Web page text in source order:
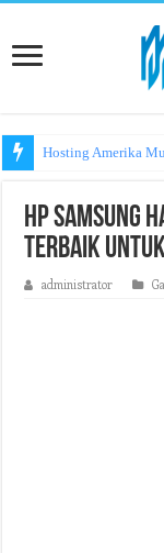
Hosting Amerika
Hp Samsung
Terbaik
administrator